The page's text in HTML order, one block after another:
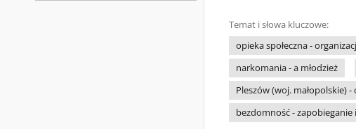
Temat i słowa kluczowe:
opieka społeczna -
narkomania - a młodzież
Pleszów (woj. małopolskie)
bezdomność - zapobieganie